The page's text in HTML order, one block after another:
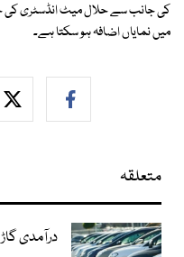
کی جانب سے حلال میٹ انڈسٹری کی
میں نمایاں اضافہ ہو سکتا ہے۔
متعلقہ